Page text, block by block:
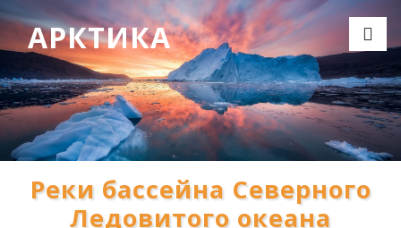
АРКТИКА
Реки бассейна Северного
Ледовитого океана